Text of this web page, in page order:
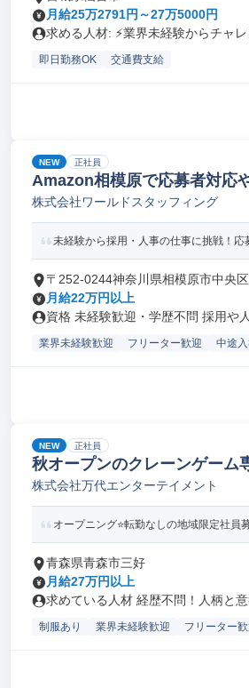
月給25万2791円～27万5000円
求める人材: ⚡️業界未経験からチャレ
即日勤務OK 交通費支給
NEW 正社員
Amazon相模原で応募者対応
株式会社ワールドスタッフィング
未経験から採用・人事の仕事に挑戦！
〒252-0244神奈川県相模原市中央
月給22万円以上
資格 未経験歓迎・学歴不問 採用や
業界未経験歓迎 フリーター歓迎 中途
NEW 正社員
秋オープンのクレーンゲーム
株式会社万代エンターテイメント
オープニング⭐転勤なしの地域限定社員
青森県青森市三好
月給27万円以上
求めている人材 経歴不問！人柄
制服あり 業界未経験歓迎 フリーター